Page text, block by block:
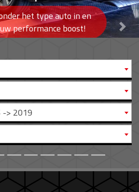
het type auto in en
performance boost!
-> 2019